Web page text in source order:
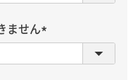
ません
必